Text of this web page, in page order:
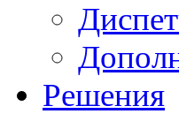
Решения